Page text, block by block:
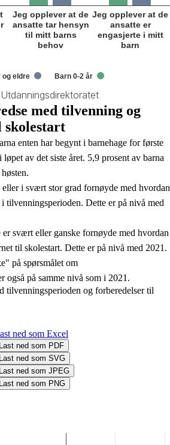
Jeg opplever at de
ansatte tar hensyn
til mitt barns
behov
Jeg opplever at de
ansatte er
engasjerte i mitt
barn
Barn 0-2 år
og eldre
med tilvenning og
skolestart
enten har begynt i barnehage for første
av det siste året. 5,9 prosent av barna
i svært stor grad fornøyde med hvordan
tilvenningsperioden. Dette er på nivå med
er svært eller ganske fornøyde med hvordan
til skolestart. Dette er på nivå med 2021.
på spørsmålet om
også på samme nivå som i 2021.
tilvenningsperioden og forberedelser til
ned som Excel
Last ned som PDF
Last ned som SVG
Last ned som JPEG
Last ned som PNG